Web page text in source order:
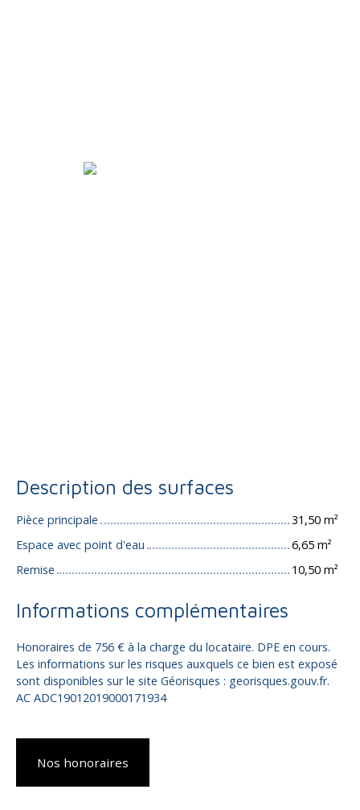
Description des surfaces
Pièce principale
31,50 m²
Espace avec point d'eau
6,65 m²
Remise
10,50 m²
Informations complémentaires
Honoraires de 756 € à la charge du locataire. DPE en cours.
Les informations sur les risques auxquels ce bien est exposé
sont disponibles sur le site Géorisques : georisques.gouv.fr.
AC ADC19012019000171934
Nos honoraires